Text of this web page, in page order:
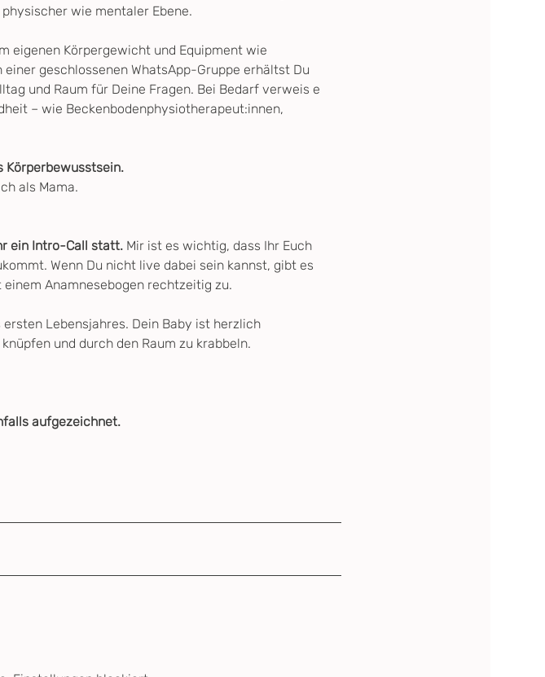
wie mentaler Ebene.
eigenen Körpergewicht und Equipment wie
geschlossenen WhatsApp-Gruppe erhältst Du
und Raum für Deine Fragen. Bei Bedarf verweis e
– wie Beckenbodenphysiotherapeut:innen,
Körperbewusstsein.
als Mama.
ein Intro-Call statt. Mir ist es wichtig, dass Ihr Euch
Wenn Du nicht live dabei sein kannst, gibt es
Anamnesebogen rechtzeitig zu.
Lebensjahres. Dein Baby ist herzlich
und durch den Raum zu krabbeln.
aufgezeichnet.